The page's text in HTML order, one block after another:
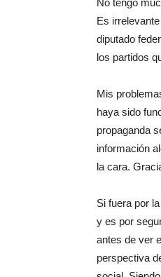
No tengo
Es
diputado
los partidos
Mis
haya sido
propaganda
información
la cara.
Si fuera por
y es por
antes de ver
perspectiva